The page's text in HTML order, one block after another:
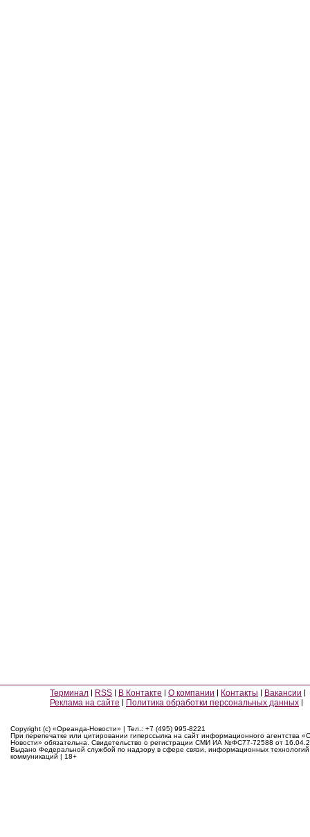
Терминал RSS В Контакте О компании Контакты
Вакансии
Реклама на сайте
Политика обработки персональных данных
Copyright (c) «Ореанда-Новости» | Тел.: +7 (495) 995-8221
При перепечатке или цитировании гиперссылка на сайт информационного агентства
Новости» обязательна. Свидетельство о регистрации СМИ ИА №ФС77-72588 от
Выдано Федеральной службой по надзору в сфере связи, информационных
коммуникаций | 18+